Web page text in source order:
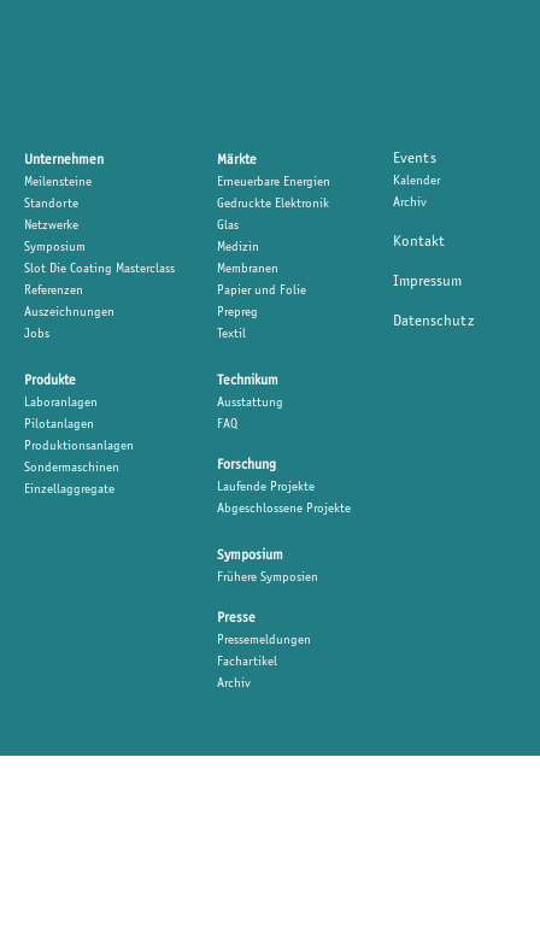
Unternehmen
Meilensteine
Standorte
Netzwerke
Symposium
Slot Die Coating Masterclass
Referenzen
Auszeichnungen
Jobs
Produkte
Laboranlagen
Pilotanlagen
Produktionsanlagen
Sondermaschinen
Einzellaggregate
Märkte
Erneuerbare Energien
Gedruckte Elektronik
Glas
Medizin
Membranen
Papier und Folie
Prepreg
Textil
Technikum
Ausstattung
FAQ
Forschung
Laufende Projekte
Abgeschlossene Projekte
Symposium
Frühere Symposien
Presse
Pressemeldungen
Fachartikel
Archiv
Events
Kalender
Archiv
Kontakt
Impressum
Datenschutz